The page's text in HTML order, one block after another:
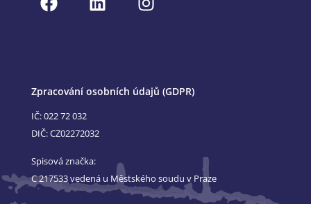
Zpracování osobních údajů (GDPR)
IČ: 022 72 032
DIČ: CZ02272032
Spisová značka:
C 217533 vedená u Městského soudu v Praze